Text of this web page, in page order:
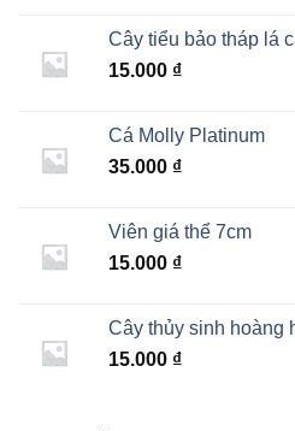
20.000 ₫.là:
Cây tiểu bảo tháp lá
15.000 ₫
Cá Molly Platinum
35.000 ₫
Viên giá thể 7cm
15.000 ₫
Cây thủy sinh hoàng
15.000 ₫